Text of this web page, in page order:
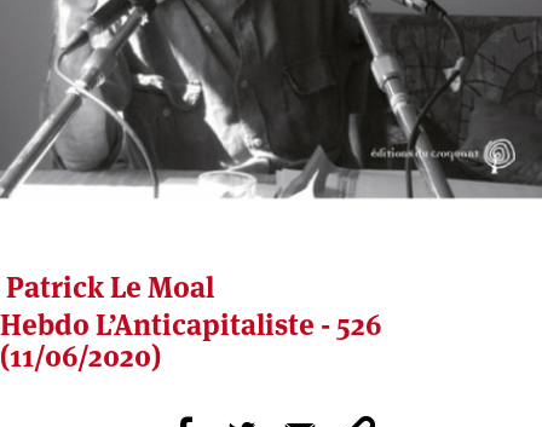
Patrick Le Moal
Hebdo L’Anticapitaliste - 526
(11/06/2020)